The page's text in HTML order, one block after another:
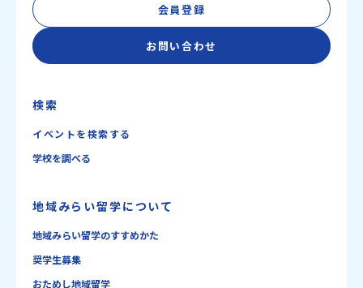
会員登録
お問い合わせ
検索
イベントを検索する
学校を調べる
地域みらい留学について
地域みらい留学のすすめかた
奨学生募集
おためし地域留学